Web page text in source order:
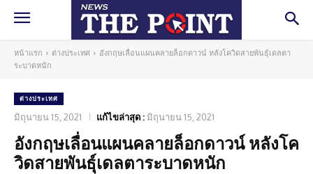
หน้าแรก ต่างประเทศ
อังกฤษเลื่อนแผนคลายล็อกดาวน์ หลังโควิดสายพันธุ์เดลตา
ระบาดหนัก
ต่างประเทศ
มิถุนายน 15, 2021 แก้ไขล่าสุด : มิถุนายน 15, 2021
อังกฤษเลื่อนแผนคลายล็อกดาวน์ หลังโค
วิดสายพันธุ์เดลตาระบาดหนัก